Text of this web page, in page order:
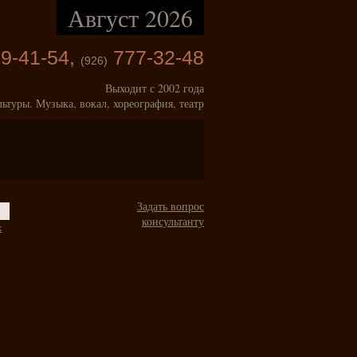
Август 2026
41-54, (926) 777-32-48
Выходит с 2002 года
Музыка, вокал, хореография, театр
Задать вопрос
консультанту